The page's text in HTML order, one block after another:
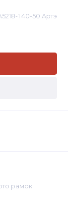
1 40-50 Артэ
рамок